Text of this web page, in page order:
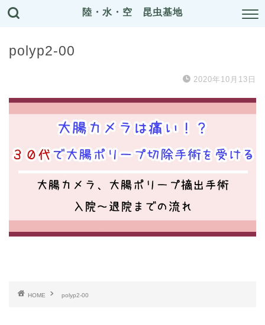
陸・水・空 昆虫基地
polyp2-00
2020年10月13日
HOME polyp2-00